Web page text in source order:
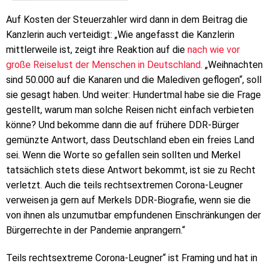
Auf Kosten der Steuerzahler wird dann in dem Beitrag die
Kanzlerin auch verteidigt: „Wie angefasst die Kanzlerin
mittlerweile ist, zeigt ihre Reaktion auf die nach wie vor
große Reiselust der Menschen in Deutschland. „Weihnachten
sind 50.000 auf die Kanaren und die Malediven geflogen“, soll
sie gesagt haben. Und weiter: Hundertmal habe sie die Frage
gestellt, warum man solche Reisen nicht einfach verbieten
könne? Und bekomme dann die auf frühere DDR-Bürger
gemünzte Antwort, dass Deutschland eben ein freies Land
sei. Wenn die Worte so gefallen sein sollten und Merkel
tatsächlich stets diese Antwort bekommt, ist sie zu Recht
verletzt. Auch die teils rechtsextremen Corona-Leugner
verweisen ja gern auf Merkels DDR-Biografie, wenn sie die
von ihnen als unzumutbar empfundenen Einschränkungen der
Bürgerrechte in der Pandemie anprangern.“
Teils rechtsextreme Corona-Leugner“ ist Framing und hat in